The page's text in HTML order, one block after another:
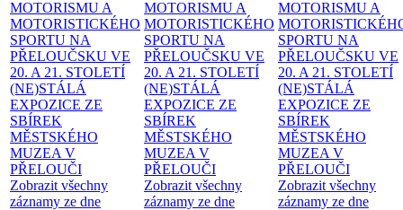
MOTORISMU A
MOTORISTICKÉHO
SPORTU NA
PŘELOUČSKU VE
20. A 21. STOLETÍ
(NE)STÁLÁ
EXPOZICE ZE
SBÍREK
MĚSTSKÉHO
MUZEA V
PŘELOUČI
Zobrazit všechny
záznamy ze dne
MOTORISMU A
MOTORISTICKÉHO
SPORTU NA
PŘELOUČSKU VE
20. A 21. STOLETÍ
(NE)STÁLÁ
EXPOZICE ZE
SBÍREK
MĚSTSKÉHO
MUZEA V
PŘELOUČI
Zobrazit všechny
záznamy ze dne
MOTORISMU A
SPORTU NA
PŘELOUČSKU VE
20. A 21. STOLETÍ
(NE)STÁLÁ
EXPOZICE ZE
SBÍREK
MĚSTSKÉHO
MUZEA V
PŘELOUČI
Zobrazit všechny
záznamy ze dne